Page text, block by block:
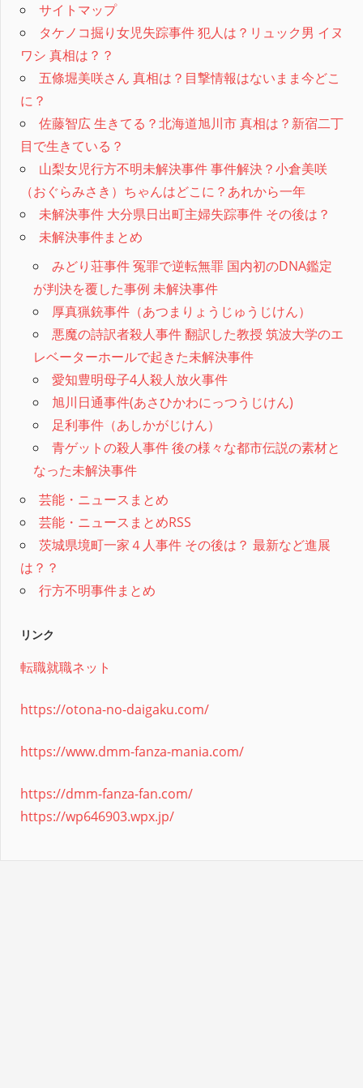
サイトマップ
タケノコ掘り女児失踪事件 犯人は？リュック男 イヌ
ワシ 真相は？？
五條堀美咲さん 真相は？目撃情報はないまま今どこ
に？
佐藤智広 生きてる？北海道旭川市 真相は？新宿二丁
目で生きている？
山梨女児行方不明未解決事件 事件解決？小倉美咲
（おぐらみさき）ちゃんはどこに？あれから一年
未解決事件 大分県日出町主婦失踪事件 その後は？
未解決事件まとめ
みどり荘事件 冤罪で逆転無罪 国内初のDNA鑑定
が判決を覆した事例 未解決事件
厚真猟銃事件（あつまりょうじゅうじけん）
悪魔の詩訳者殺人事件 翻訳した教授 筑波大学のエ
レベーターホールで起きた未解決事件
愛知豊明母子4人殺人放火事件
旭川日通事件(あさひかわにっつうじけん)
足利事件（あしかがじけん）
青ゲットの殺人事件 後の様々な都市伝説の素材と
なった未解決事件
芸能・ニュースまとめ
芸能・ニュースまとめRSS
茨城県境町一家４人事件 その後は？ 最新など進展
は？？
行方不明事件まとめ
リンク
転職就職ネット
https://otona-no-daigaku.com/
https://www.dmm-fanza-mania.com/
https://dmm-fanza-fan.com/
https://wp646903.wpx.jp/